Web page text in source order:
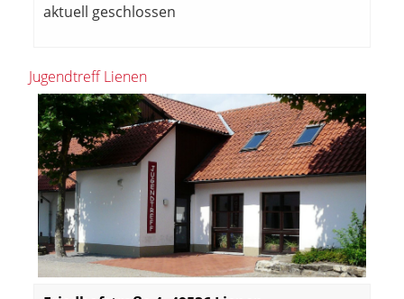
aktuell geschlossen
Jugendtreff Lienen